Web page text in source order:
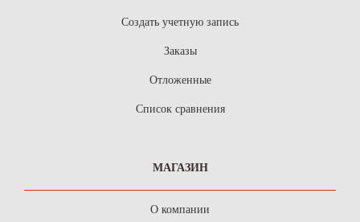
Создать учетную запись
Заказы
Отложенные
Список сравнения
МАГАЗИН
О компании